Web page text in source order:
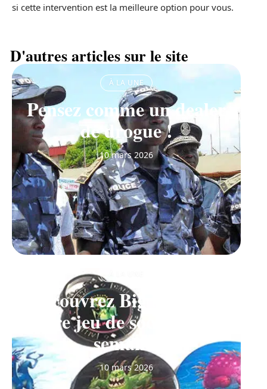
si cette intervention est la meilleure option pour vous.
D'autres articles sur le site
À LA UNE
Pensez comme un dealer
de drogue !
10 mars 2026
Découvrez Big Monster,
notre jeu de société de la
semaine
10 mars 2026